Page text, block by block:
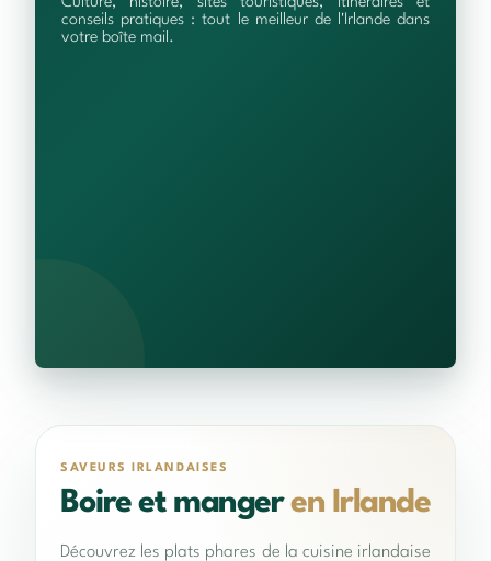
conseils pratiques : tout le meilleur de l'Irlande dans
votre boîte mail.
SAVEURS IRLANDAISES
Boire et mangeren Irlande
Découvrez les plats phares de la cuisine irlandaise